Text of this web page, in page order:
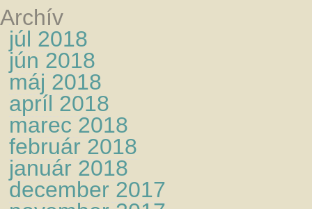
Archív
júl 2018
jún 2018
máj 2018
apríl 2018
marec 2018
február 2018
január 2018
december 2017